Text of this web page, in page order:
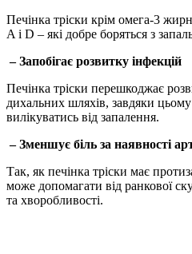
Печінка тріски крім омега-3
A і D – які добре боряться з
– Запобігає розвитку інфекцій
Печінка тріски перешкоджає
дихальних шляхів, завдяки
вилікуватись від запалення.
– Зменшує біль за наявності
Так, як печінка тріски має
може допомагати від ранкової
та хворобливості.